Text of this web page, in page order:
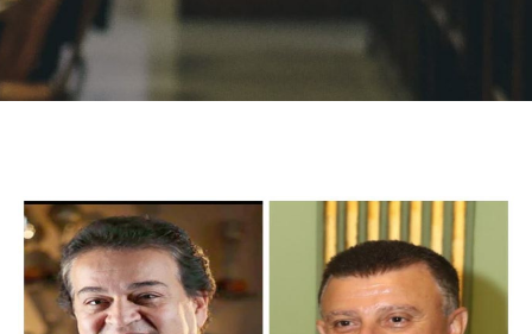
الأنظمة الذكية
الطلاب
هيئة التدريس